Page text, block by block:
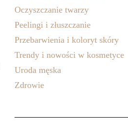
Oczyszczanie twarzy
Peelingi i złuszczanie
Przebarwienia i koloryt skóry
Trendy i nowości w kosmetyce
Uroda męska
Zdrowie